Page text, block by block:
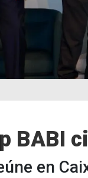
BABI
en